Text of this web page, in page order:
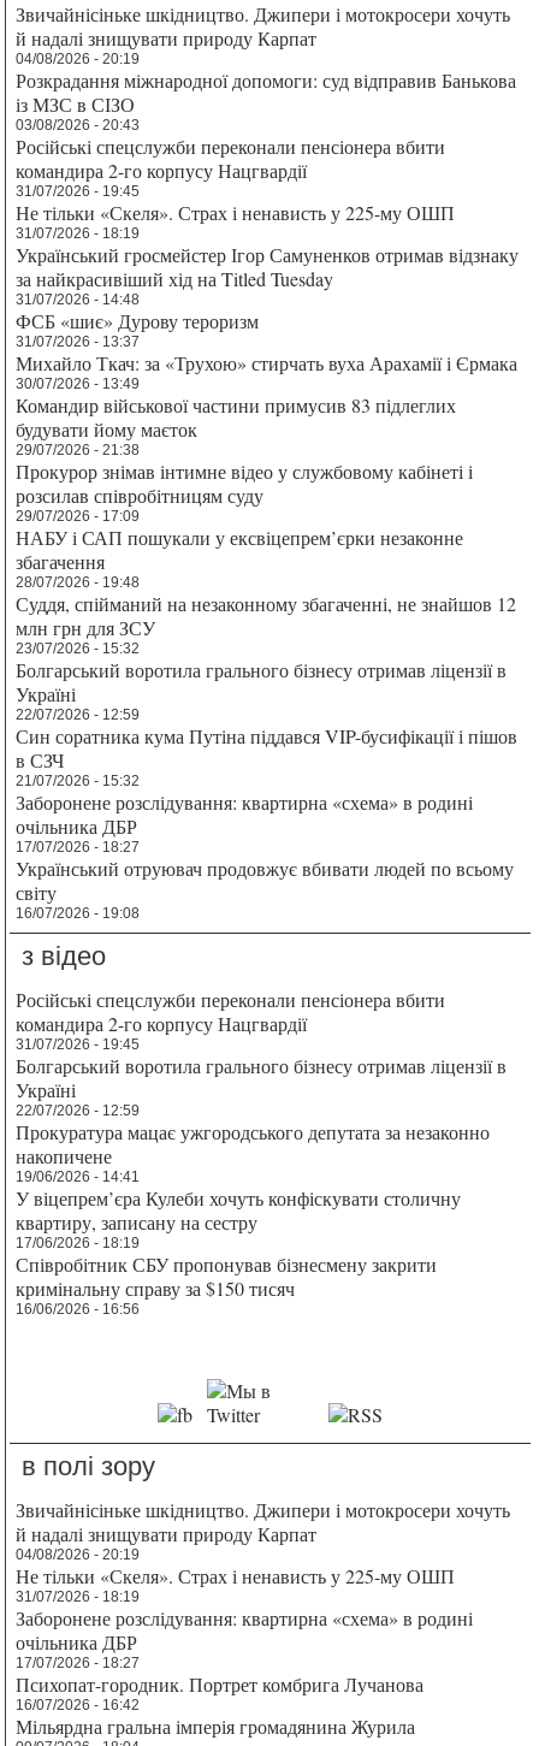
Звичайнісіньке шкідництво. Джипери і мотокросери хочуть
й надалі знищувати природу Карпат
04/08/2026 - 20:19
Розкрадання міжнародної допомоги: суд відправив Банькова
із МЗС в СІЗО
03/08/2026 - 20:43
Російські спецслужби переконали пенсіонера вбити
командира 2-го корпусу Нацгвардії
31/07/2026 - 19:45
Не тільки «Скеля». Страх і ненависть у 225-му ОШП
31/07/2026 - 18:19
Український гросмейстер Ігор Самуненков отримав відзнаку
за найкрасивіший хід на Titled Tuesday
31/07/2026 - 14:48
ФСБ «шиє» Дурову тероризм
31/07/2026 - 13:37
Михайло Ткач: за «Трухою» стирчать вуха Арахамії і Єрмака
30/07/2026 - 13:49
Командир військової частини примусив 83 підлеглих
будувати йому маєток
29/07/2026 - 21:38
Прокурор знімав інтимне відео у службовому кабінеті і
розсилав співробітницям суду
29/07/2026 - 17:09
НАБУ і САП пошукали у ексвіцепрем’єрки незаконне
збагачення
28/07/2026 - 19:48
Суддя, спійманий на незаконному збагаченні, не знайшов 12
млн грн для ЗСУ
23/07/2026 - 15:32
Болгарський воротила грального бізнесу отримав ліцензії в
Україні
22/07/2026 - 12:59
Син соратника кума Путіна піддався VIP-бусифікації і пішов
в СЗЧ
21/07/2026 - 15:32
Заборонене розслідування: квартирна «схема» в родині
очільника ДБР
17/07/2026 - 18:27
Український отруювач продовжує вбивати людей по всьому
світу
16/07/2026 - 19:08
з відео
Російські спецслужби переконали пенсіонера вбити
командира 2-го корпусу Нацгвардії
31/07/2026 - 19:45
Болгарський воротила грального бізнесу отримав ліцензії в
Україні
22/07/2026 - 12:59
Прокуратура мацає ужгородського депутата за незаконно
накопичене
19/06/2026 - 14:41
У віцепрем’єра Кулеби хочуть конфіскувати столичну
квартиру, записану на сестру
17/06/2026 - 18:19
Співробітник СБУ пропонував бізнесмену закрити
кримінальну справу за $150 тисяч
16/06/2026 - 16:56
в полі зору
Звичайнісіньке шкідництво. Джипери і мотокросери хочуть
й надалі знищувати природу Карпат
04/08/2026 - 20:19
Не тільки «Скеля». Страх і ненависть у 225-му ОШП
31/07/2026 - 18:19
Заборонене розслідування: квартирна «схема» в родині
очільника ДБР
17/07/2026 - 18:27
Психопат-городник. Портрет комбрига Лучанова
16/07/2026 - 16:42
Мільярдна гральна імперія громадянина Журила